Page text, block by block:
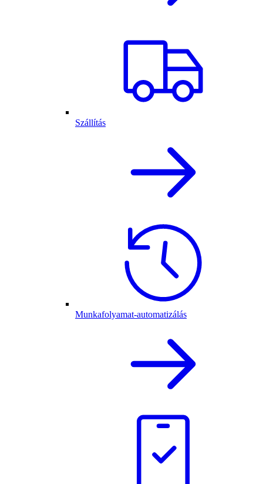
Szállítás
Munkafolyamat-automatizálás